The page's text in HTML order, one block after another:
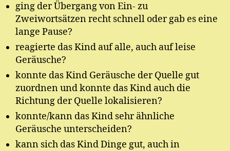
ging der Übergang von Ein- zu
Zweiwortsätzen recht schnell oder gab es eine
lange Pause?
reagierte das Kind auf alle, auch auf leise
Geräusche?
konnte das Kind Geräusche der Quelle gut
zuordnen und konnte das Kind auch die
Richtung der Quelle lokalisieren?
konnte/kann das Kind sehr ähnliche
Geräusche unterscheiden?
kann sich das Kind Dinge gut, auch in